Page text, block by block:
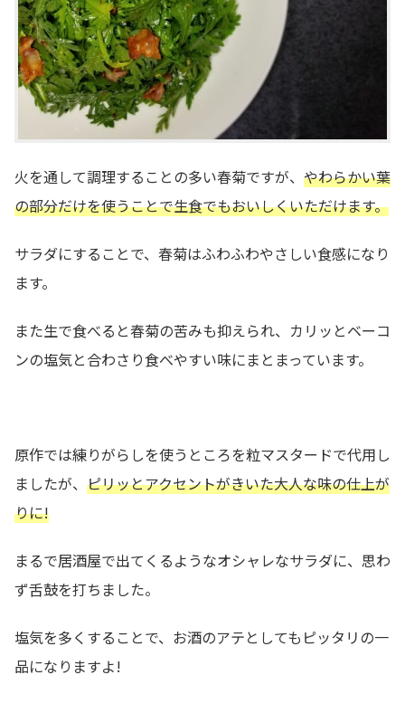
火を通して調理することの多い春菊ですが、 やわらかい葉
の部分だけを使うことで生食でもおいしくいただけます。
サラダにすることで、春菊はふわふわやさしい食感になり
ます。
また生で食べると春菊の苦みも抑えられ、カリッとベーコ
ンの塩気と合わさり食べやすい味にまとまっています。
原作では練りがらしを使うところを粒マスタードで代用し
ましたが、 ピリッとアクセントがきいた大人な味の仕上が
りに!
まるで居酒屋で出てくるようなオシャレなサラダに、思わ
ず舌鼓を打ちました。
塩気を多くすることで、お酒のアテとしてもピッタリの一
品になりますよ!